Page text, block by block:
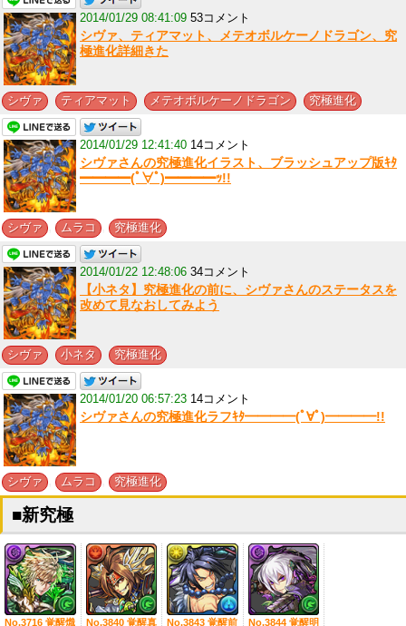
2014/01/29 08:41:09 53コメント
シヴァ、ティアマット、メテオボルケーノドラゴン、究
極進化詳細きた
シヴァ ティアマット メテオボルケーノドラゴン 究極進化
2014/01/29 12:41:40 14コメント
シヴァさんの究極進化イラスト、ブラッシュアップ版ｷﾀ
━━━━(ﾟ∀ﾟ)━━━━ｯ!!
シヴァ ムラコ 究極進化
2014/01/22 12:48:06 34コメント
【小ネタ】究極進化の前に、シヴァさんのステータスを
改めて見なおしてみよう
シヴァ 小ネタ 究極進化
2014/01/20 06:57:23 14コメント
シヴァさんの究極進化ラフｷﾀ━━━━(ﾟ∀ﾟ)━━━━!!
シヴァ ムラコ 究極進化
■新究極
No.3716 覚醒熾 No.3840 覚醒真 No.3843 覚醒前 No.3844 覚醒明